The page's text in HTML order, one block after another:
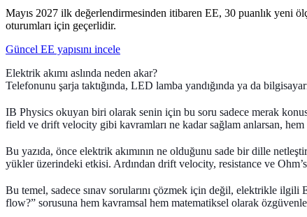
Mayıs 2027 ilk değerlendirmesinden itibaren EE, 30 puanlık yeni
oturumları için geçerlidir.
Güncel EE yapısını incele
Elektrik akımı aslında neden akar?
Telefonunu şarja taktığında, LED lamba yandığında ya da
IB Physics okuyan biri olarak senin için bu soru sadece merak
field ve drift velocity gibi kavramları ne kadar sağlam anlarsan,
Bu yazıda, önce elektrik akımının ne olduğunu sade bir dille
yükler üzerindeki etkisi. Ardından drift velocity, resistance ve
Bu temel, sadece sınav sorularını çözmek için değil, elektrikle
flow?” sorusuna hem kavramsal hem matematiksel olarak